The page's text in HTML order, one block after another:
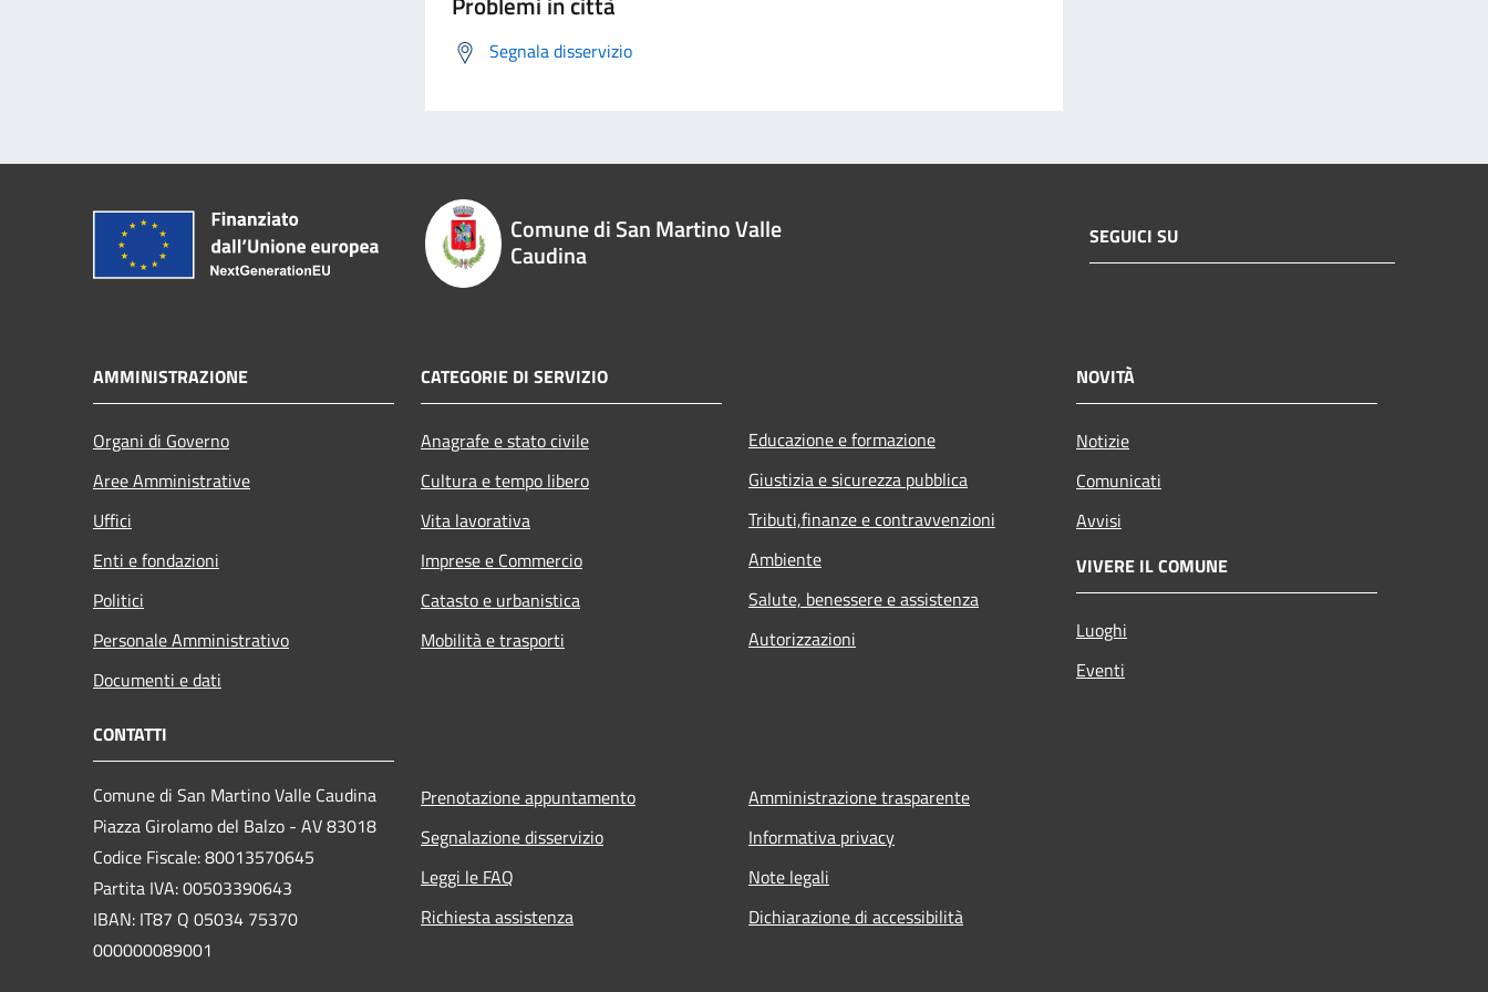
Segnala disservizio
Comune di San Martino Valle
Caudina
SEGUICI SU
AMMINISTRAZIONE
Organi di Governo
Aree Amministrative
Uffici
Enti e fondazioni
Politici
Personale Amministrativo
Documenti e dati
CATEGORIE DI SERVIZIO
Anagrafe e stato civile
Cultura e tempo libero
Vita lavorativa
Imprese e Commercio
Catasto e urbanistica
Mobilità e trasporti
Educazione e formazione
Giustizia e sicurezza pubblica
Tributi,finanze e contravvenzioni
Ambiente
Salute, benessere e assistenza
Autorizzazioni
NOVITÀ
Notizie
Comunicati
Avvisi
VIVERE IL COMUNE
Luoghi
Eventi
CONTATTI
Comune di San Martino Valle Caudina
Piazza Girolamo del Balzo - AV 83018
Codice Fiscale: 80013570645
Partita IVA: 00503390643
IBAN: IT87 Q 05034 75370
000000089001
Prenotazione appuntamento
Segnalazione disservizio
Leggi le FAQ
Richiesta assistenza
Amministrazione trasparente
Informativa privacy
Note legali
Dichiarazione di accessibilità